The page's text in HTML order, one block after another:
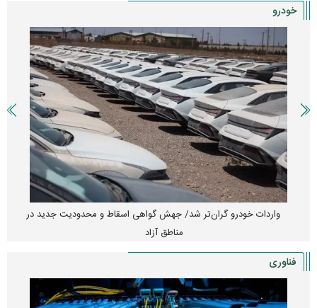
خودرو
واردات خودرو گران‌تر شد/ جهش گواهی اسقاط و محدودیت جدید در
مناطق آزاد
فناوری